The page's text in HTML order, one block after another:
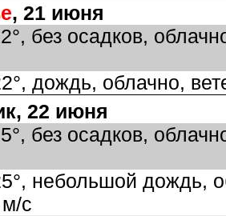
, 21 июня
без осадков,
дождь, облачно,
22 июня
без осадков,
небольшой дождь,
с